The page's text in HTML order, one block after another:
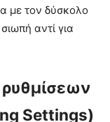
με τον δύσκολο
αντί για
Settings)